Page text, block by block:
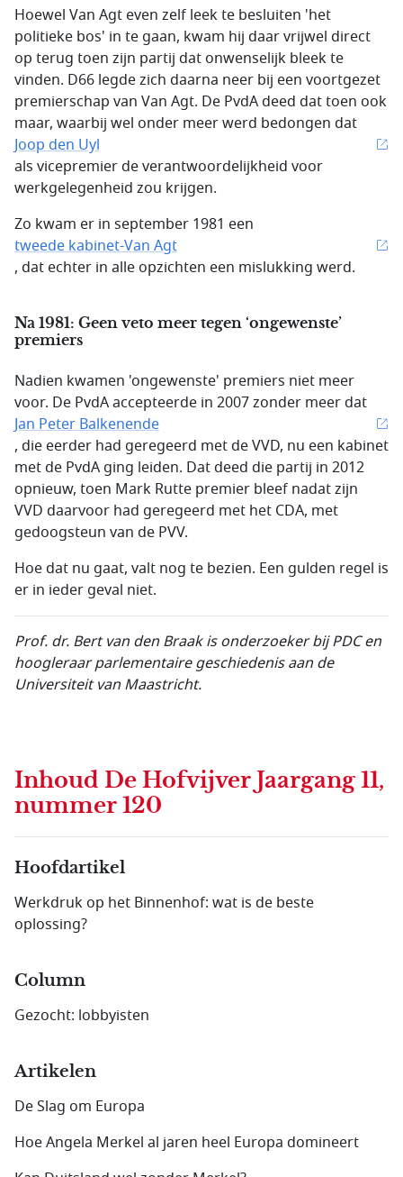
Hoewel Van Agt even zelf leek te besluiten 'het
politieke bos' in te gaan, kwam hij daar vrijwel direct
op terug toen zijn partij dat onwenselijk bleek te
vinden. D66 legde zich daarna neer bij een voortgezet
premierschap van Van Agt. De PvdA deed dat toen ook
maar, waarbij wel onder meer werd bedongen dat
Joop den Uyl
als vicepremier de verantwoordelijkheid voor
werkgelegenheid zou krijgen.
Zo kwam er in september 1981 een
tweede kabinet-Van Agt
, dat echter in alle opzichten een mislukking werd.
Na 1981: Geen veto meer tegen ‘ongewenste’
premiers
Nadien kwamen 'ongewenste' premiers niet meer
voor. De PvdA accepteerde in 2007 zonder meer dat
Jan Peter Balkenende
, die eerder had geregeerd met de VVD, nu een kabinet
met de PvdA ging leiden. Dat deed die partij in 2012
opnieuw, toen Mark Rutte premier bleef nadat zijn
VVD daarvoor had geregeerd met het CDA, met
gedoogsteun van de PVV.
Hoe dat nu gaat, valt nog te bezien. Een gulden regel is
er in ieder geval niet.
Prof. dr. Bert van den Braak is onderzoeker bij PDC en
hoogleraar parlementaire geschiedenis aan de
Universiteit van Maastricht.
Inhoud De Hofvijver Jaargang 11,
nummer 120
Hoofdartikel
Werkdruk op het Binnenhof: wat is de beste
oplossing?
Column
Gezocht: lobbyisten
Artikelen
De Slag om Europa
Hoe Angela Merkel al jaren heel Europa domineert